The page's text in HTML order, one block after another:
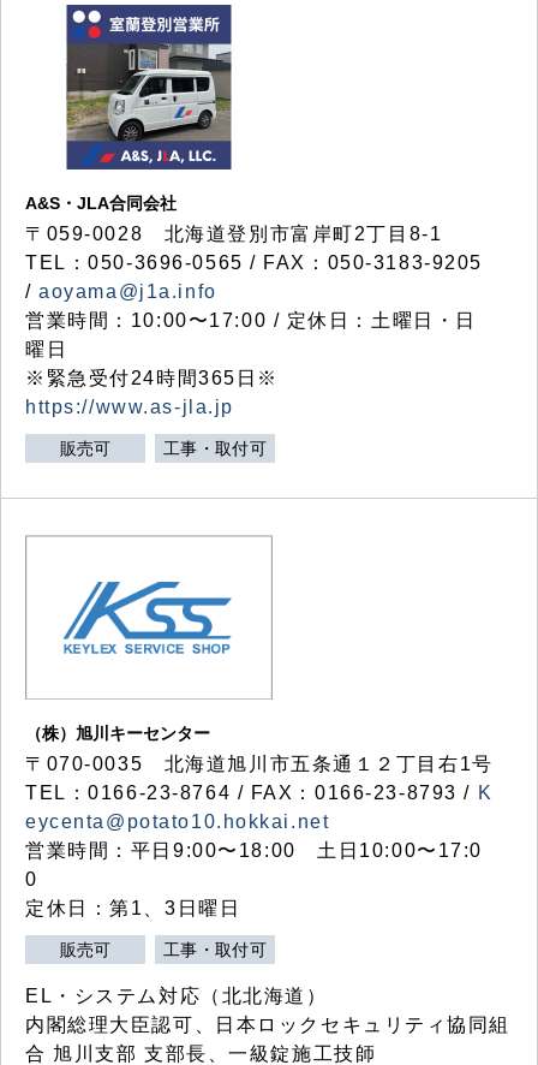
A&S・JLA合同会社
〒 059-0028 北海道登別市富岸町2丁目 8-1
TEL：050-3696-0565 / FAX：050-3183-9205
/aoyama@j1a.info
営業時間：10:00〜17:00 / 定休日：土曜日・日
曜日
※緊急受付24時間365日※
https://www.as-jla.jp
販売可 工事・取付可
（株）旭川キーセンター
〒070-0035 北海道旭川市五条通１２丁目右1号
TEL：0166-23-8764 / FAX：0166-23-8793 / K
eycenta@potato10.hokkai.net
営業時間：平日9:00〜18:00 土日10:00〜17:0
0
定休日：第1、3日曜日
販売可 工事・取付可
EL・システム対応（北北海道）
内閣総理大臣認可、日本ロックセキュリティ協同組
合 旭川支部 支部長、一級錠施工技師